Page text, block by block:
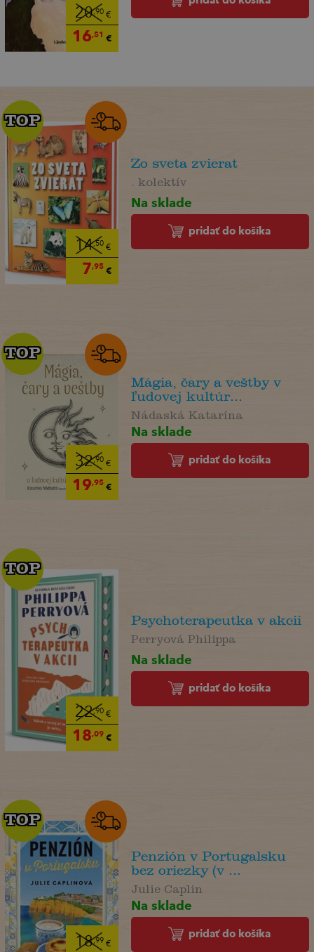
20,90€
16,51 €
14,50€
7,95€
TOP
TOP
Zo sveta zvierat
. kolektív
Na sklade
pridať do košíka
32,90€
19,95€
TOP
TOP
Mágia, čary a veštby v
ľudovej kultúr...
Nádaská Katarína
Na sklade
pridať do košíka
22,90€
18,09€
TOP
TOP
Psychoterapeutka v akcii
Perryová Philippa
Na sklade
pridať do košíka
18,99 €
TOP
TOP
Penzión v Portugalsku
bez oriezky (v ...
Julie Caplin
Na sklade
pridať do košíka